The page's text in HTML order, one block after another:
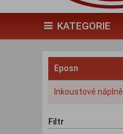
KATEGORIE
Eposn
Inkoustové náplně
Filtr